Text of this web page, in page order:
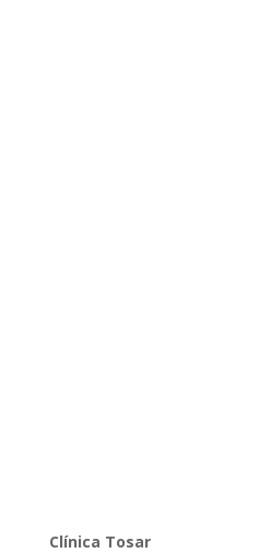
Clínica Tosar